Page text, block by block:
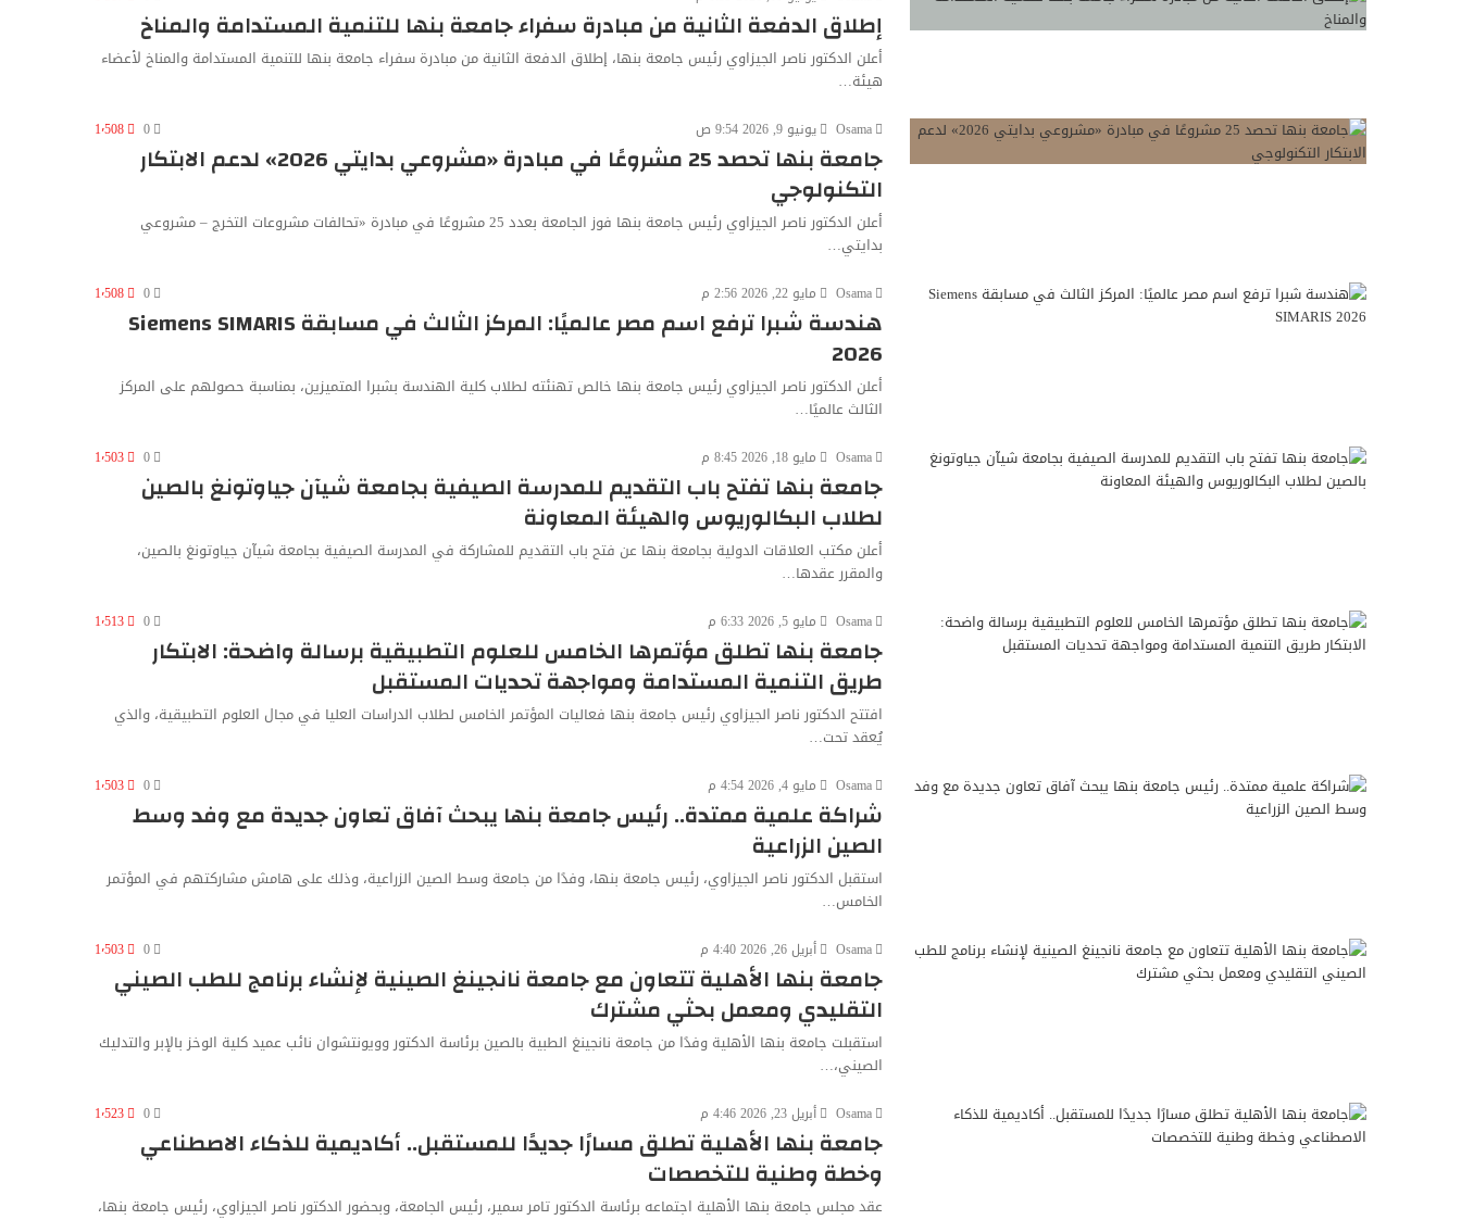
إطلاق الدفعة الثانية من مبادرة سفراء جامعة بنها للتنمية المستدامة والمناخ
أعلن الدكتور ناصر الجيزاوي رئيس جامعة بنها، إطلاق الدفعة الثانية من مبادرة سفراء جامعة بنها للتنمية المستدامة والمناخ لأعضاء
هيئة…
Osama يونيو 9, 2026 9:54 ص 0 1٬508
جامعة بنها تحصد 25 مشروعًا في مبادرة «مشروعي بدايتي 2026» لدعم الابتكار
التكنولوجي
أعلن الدكتور ناصر الجيزاوي رئيس جامعة بنها فوز الجامعة بعدد 25 مشروعًا في مبادرة «تحالفات مشروعات التخرج – مشروعي
بدايتي…
Osama مايو 22, 2026 2:56 م 0 1٬508
هندسة شبرا ترفع اسم مصر عالميًا: المركز الثالث في مسابقة Siemens SIMARIS
2026
أعلن الدكتور ناصر الجيزاوي رئيس جامعة بنها خالص تهنئته لطلاب كلية الهندسة بشبرا المتميزين، بمناسبة حصولهم على المركز
الثالث عالميًا…
Osama مايو 18, 2026 8:45 م 0 1٬503
جامعة بنها تفتح باب التقديم للمدرسة الصيفية بجامعة شيآن جياوتونغ بالصين
لطلاب البكالوريوس والهيئة المعاونة
أعلن مكتب العلاقات الدولية بجامعة بنها عن فتح باب التقديم للمشاركة في المدرسة الصيفية بجامعة شيآن جياوتونغ بالصين،
والمقرر عقدها…
Osama مايو 5, 2026 6:33 م 0 1٬513
جامعة بنها تطلق مؤتمرها الخامس للعلوم التطبيقية برسالة واضحة: الابتكار
طريق التنمية المستدامة ومواجهة تحديات المستقبل
افتتح الدكتور ناصر الجيزاوي رئيس جامعة بنها فعاليات المؤتمر الخامس لطلاب الدراسات العليا في مجال العلوم التطبيقية، والذي
يُعقد تحت…
Osama مايو 4, 2026 4:54 م 0 1٬503
شراكة علمية ممتدة.. رئيس جامعة بنها يبحث آفاق تعاون جديدة مع وفد وسط
الصين الزراعية
استقبل الدكتور ناصر الجيزاوي، رئيس جامعة بنها، وفدًا من جامعة وسط الصين الزراعية، وذلك على هامش مشاركتهم في المؤتمر
الخامس…
Osama أبريل 26, 2026 4:40 م 0 1٬503
جامعة بنها الأهلية تتعاون مع جامعة نانجينغ الصينية لإنشاء برنامج للطب الصيني
التقليدي ومعمل بحثي مشترك
استقبلت جامعة بنها الأهلية وفدًا من جامعة نانجينغ الطبية بالصين برئاسة الدكتور وويونتشوان نائب عميد كلية الوخز بالإبر والتدليك
الصيني،…
Osama أبريل 23, 2026 4:46 م 0 1٬523
جامعة بنها الأهلية تطلق مسارًا جديدًا للمستقبل.. أكاديمية للذكاء الاصطناعي
وخطة وطنية للتخصصات
عقد مجلس جامعة بنها الأهلية اجتماعه برئاسة الدكتور تامر سمير، رئيس الجامعة، وبحضور الدكتور ناصر الجيزاوي، رئيس جامعة بنها،